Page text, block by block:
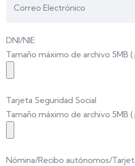
DNI/NIE
Tamaño máximo de archivo 5MB
Tarjeta Seguridad Social
Tamaño máximo de archivo 5MB
Nómina/Recibo autónomos/